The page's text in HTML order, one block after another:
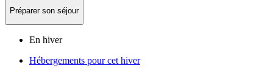
Préparer son séjour
En hiver
Hébergements pour cet hiver